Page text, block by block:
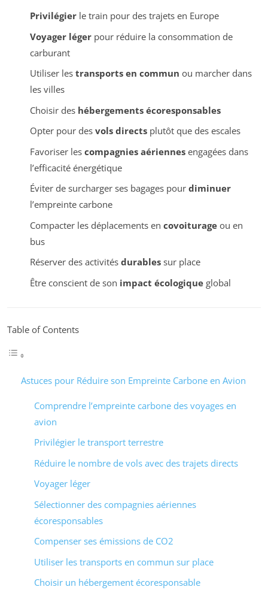
Privilégierle train pour des trajets en Europe
Voyager légerpour réduire la consommation de
carburant
Utiliser les transports en commun ou marcher dans
les villes
Choisir des hébergements écoresponsables
Opter pour des vols directsplutôt que des escales
Favoriser les compagnies aériennesengagées dans
l’efficacité énergétique
Éviter de surcharger ses bagages pour diminuer
l’empreinte carbone
Compacter les déplacements en covoiturageou en
bus
Réserver des activités durablessur place
Être conscient de son impact écologiqueglobal
Table of Contents
Astuces pour Réduire son Empreinte Carbone en Avion
Comprendre l’empreinte carbone des voyages en
avion
Privilégier le transport terrestre
Réduire le nombre de vols avec des trajets directs
Voyager léger
Sélectionner des compagnies aériennes
écoresponsables
Compenser ses émissions de CO2
Utiliser les transports en commun sur place
Choisir un hébergement écoresponsable